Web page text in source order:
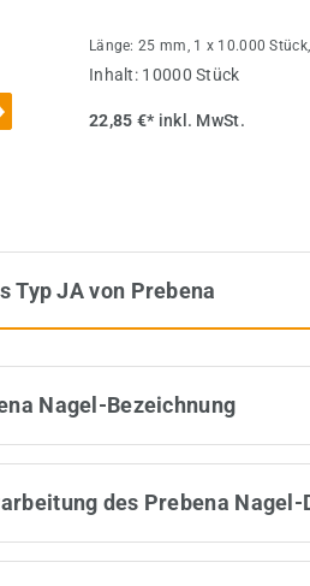
Länge: 25 mm, 1 x 10.000
Inhalt: 10000 Stück
22,85 €* inkl. MwSt.
Typ JA von Prebena
Nagel-Bezeichnung
des Prebena Nagel-